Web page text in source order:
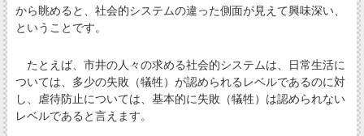
から眺めると、社会的システムの違った側面が見えて興味深い、
ということです。
たとえば、市井の人々の求める社会的システムは、日常生活に
ついては、多少の失敗（犠牲）が認められるレベルであるのに対
し、虐待防止については、基本的に失敗（犠牲）は認められない
レベルであると言えます。